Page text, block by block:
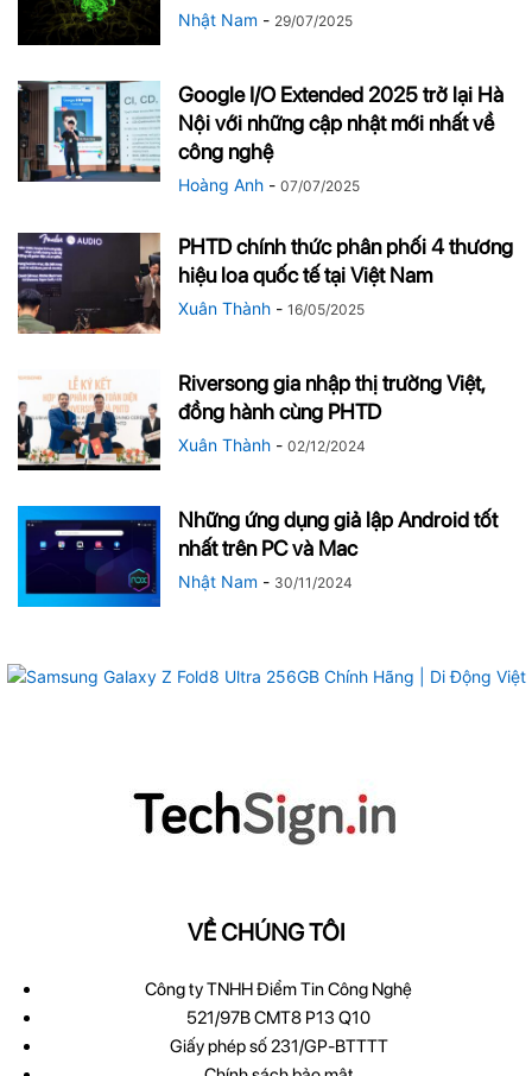
Nhật Nam - 29/07/2025
Google I/O Extended 2025 trở lại Hà
Nội với những cập nhật mới nhất về
công nghệ
Hoàng Anh - 07/07/2025
PHTD chính thức phân phối 4 thương
hiệu loa quốc tế tại Việt Nam
Xuân Thành - 16/05/2025
Riversong gia nhập thị trường Việt,
đồng hành cùng PHTD
Xuân Thành - 02/12/2024
Những ứng dụng giả lập Android tốt
nhất trên PC và Mac
Nhật Nam - 30/11/2024
VỀ CHÚNG TÔI
Công ty TNHH Điểm Tin Công Nghệ
521/97B CMT8 P13 Q10
Giấy phép số 231/GP-BTTTT